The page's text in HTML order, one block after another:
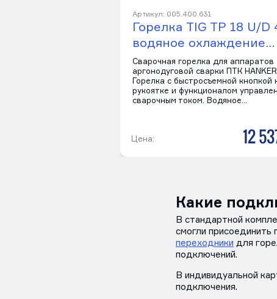
Артикул: 005.400.631
Горелка TIG TP 18 U/D
водяное охлаждение…
Сварочная горелка для аппаратов
аргонодуговой сварки ПТК
Горелка с быстросъемной кнопкой
рукоятке и функционалом
сварочным током. Водяное…
Цена: 12
Какие
В стандартной
смогли присоединить
переходники для
подключений.
В индивидуальной
подключения.